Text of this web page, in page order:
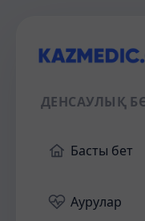
ДЕНСАУЛЫҚ
Басты бет
Аурулар